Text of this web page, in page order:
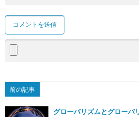
前の記事
グローバリズムとグローバ